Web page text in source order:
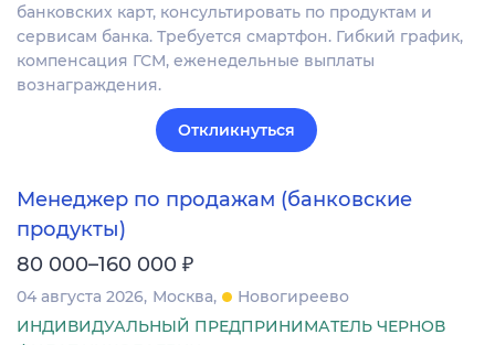
банковских карт, консультировать по продуктам и
сервисам банка. Требуется смартфон. Гибкий график,
компенсация ГСМ, еженедельные выплаты
вознаграждения.
Откликнуться
Менеджер по продажам (банковские
продукты)
80 000–160 000 ₽
04 августа 2026 Москва
Новогиреево
ИНДИВИДУАЛЬНЫЙ ПРЕДПРИНИМАТЕЛЬ ЧЕРНОВ